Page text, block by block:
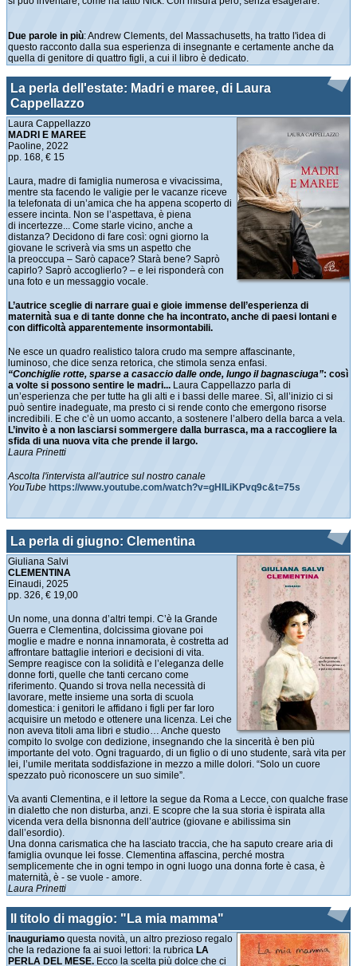
Due parole in più: Andrew Clements, del Massachusetts, ha tratto l'idea di
questo racconto dalla sua esperienza di insegnante e certamente anche da
quella di genitore di quattro figli, a cui il libro è dedicato.
La perla dell'estate: Madri e maree, di Laura
Cappellazzo
Laura Cappellazzo
MADRI E MAREE
Paoline, 2022
pp. 168, € 15
Laura, madre di famiglia numerosa e vivacissima,
mentre sta facendo le valigie per le vacanze riceve
la telefonata di un’amica che ha appena scoperto di
essere incinta. Non se l’aspettava, è piena
di incertezze... Come starle vicino, anche a
distanza? Decidono di fare così: ogni giorno la
giovane le scriverà via sms un aspetto che
la preoccupa – Sarò capace? Starà bene? Saprò
capirlo? Saprò accoglierlo? – e lei risponderà con
una foto e un messaggio vocale.
L’autrice sceglie di narrare guai e gioie immense dell’esperienza di
maternità sua e di tante donne che ha incontrato, anche di paesi lontani e
con difficoltà apparentemente insormontabili.
Ne esce un quadro realistico talora crudo ma sempre affascinante,
luminoso, che dice senza retorica, che stimola senza enfasi.
“Conchiglie rotte, sparse a casaccio dalle onde, lungo il bagnasciuga”: così
a volte si possono sentire le madri... Laura Cappellazzo parla di
un’esperienza che per tutte ha gli alti e i bassi delle maree. Sì, all’inizio ci si
può sentire inadeguate, ma presto ci si rende conto che emergono risorse
incredibili. E che c’è un uomo accanto, a sostenere l’albero della barca a vela.
L’invito è a non lasciarsi sommergere dalla burrasca, ma a raccogliere la
sfida di una nuova vita che prende il largo.
Laura Prinetti
Ascolta l'intervista all'autrice sul nostro canale
YouTube https://www.youtube.com/watch?v=gHILiKPvq9c&t=75s
La perla di giugno: Clementina
Giuliana Salvi
CLEMENTINA
Einaudi, 2025
pp. 326, € 19,00
Un nome, una donna d’altri tempi. C’è la Grande
Guerra e Clementina, dolcissima giovane poi
moglie e madre e nonna innamorata, è costretta ad
affrontare battaglie interiori e decisioni di vita.
Sempre reagisce con la solidità e l’eleganza delle
donne forti, quelle che tanti cercano come
riferimento. Quando si trova nella necessità di
lavorare, mette insieme una sorta di scuola
domestica: i genitori le affidano i figli per far loro
acquisire un metodo e ottenere una licenza. Lei che
non aveva titoli ama libri e studio… Anche questo
compito lo svolge con dedizione, insegnando che la sincerità è ben più
importante del voto. Ogni traguardo, di un figlio o di uno studente, sarà vita per
lei, l’umile meritata soddisfazione in mezzo a mille dolori. “Solo un cuore
spezzato può riconoscere un suo simile”.
Va avanti Clementina, e il lettore la segue da Roma a Lecce, con qualche frase
in dialetto che non disturba, anzi. E scopre che la sua storia è ispirata alla
vicenda vera della bisnonna dell’autrice (giovane e abilissima sin
dall’esordio).
Una donna carismatica che ha lasciato traccia, che ha saputo creare aria di
famiglia ovunque lei fosse. Clementina affascina, perché mostra
semplicemente che in ogni tempo in ogni luogo una donna forte è casa, è
maternità, è - se vuole - amore.
Laura Prinetti
Il titolo di maggio: "La mia mamma"
Inauguriamo questa novità, un altro prezioso regalo
che la redazione fa ai suoi lettori: la rubrica LA
PERLA DEL MESE. Ecco la scelta più dolce che ci